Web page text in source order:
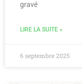
gravé
LIRE LA SUITE »
6 septembre 2025